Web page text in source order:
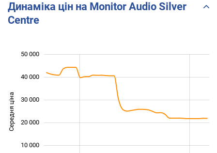
Динаміка цін на Monitor Audio Silver
Centre
Середня ціна
10 000
20 000
30 000
40 000
50 000